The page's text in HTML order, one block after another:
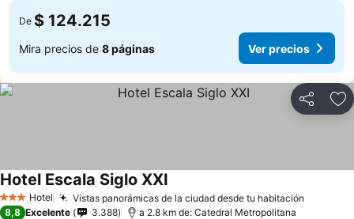
De $ 124.215
Mira precios de 8 páginas Ver precios
Compartir
3 Estrellas
Hotel Vistas panorámicas de la ciudad desde tu habitación
Hotel Escala Siglo XXI
8,8 Excelente 3.388 a 2.8 km de: Catedral Metropolitana